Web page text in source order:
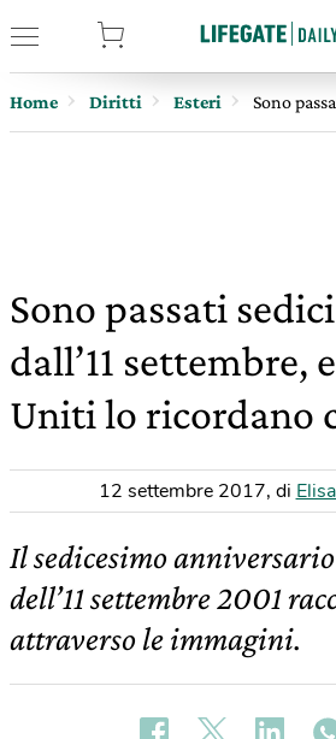
Home Diritti Esteri Sono
Sono passati
dall’11 settembre,
Uniti lo ricordano
12 settembre 2017, di
Il sedicesimo
dell’11 settembre 2001
attraverso le immagini.